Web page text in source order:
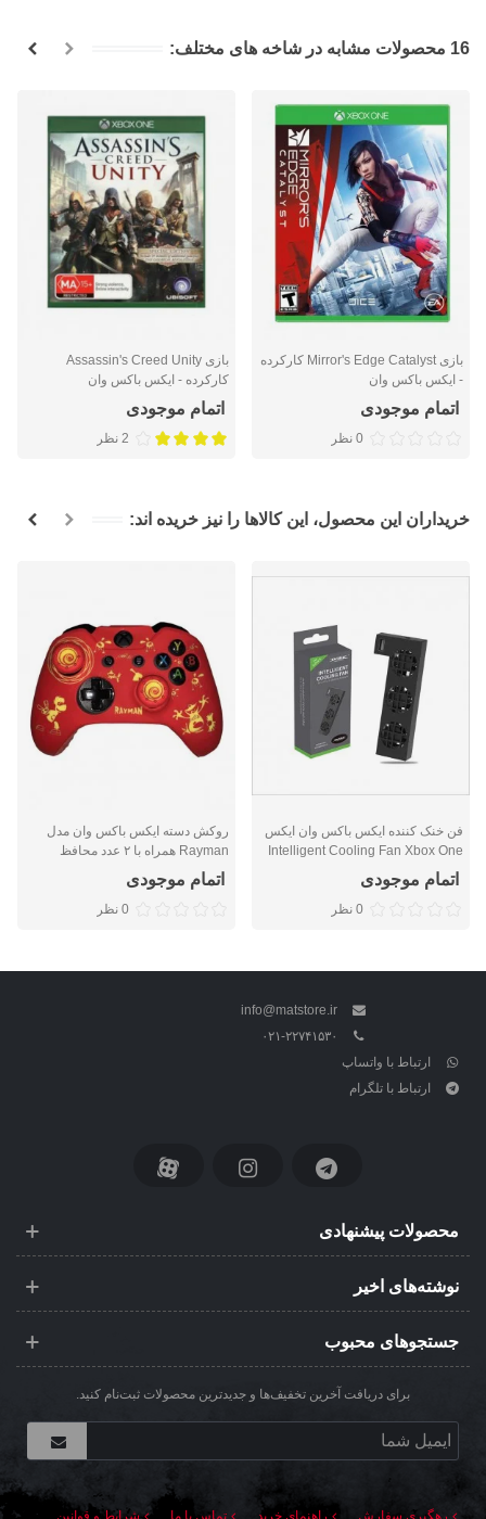
16 محصولات مشابه در شاخه های مختلف:
بازی Mirror's Edge Catalyst کارکرده
- ایکس باکس وان
اتمام موجودی
0 نظر
بازی Assassin's Creed Unity
کارکرده - ایکس باکس وان
اتمام موجودی
2 نظر
خریداران این محصول، این کالاها را نیز خریده اند:
فن خنک کننده ایکس باکس وان ایکس
Intelligent Cooling Fan Xbox One
X
اتمام موجودی
0 نظر
روکش دسته ایکس باکس وان مدل
Rayman همراه با ۲ عدد محافظ
آنالوگ
اتمام موجودی
0 نظر
info@matstore.ir
۰۲۱-۲۲۷۴۱۵۳۰
ارتباط با واتساپ
ارتباط با تلگرام
محصولات پیشنهادی
نوشته‌های اخیر
جستجوهای محبوب
برای دریافت آخرین تخفیف‌ها و جدیدترین محصولات ثبت‌نام کنید.
رهگیری سفارش راهنمای خرید تماس با ما شرایط و قوانین